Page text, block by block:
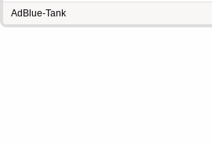
AdBlue-Tank